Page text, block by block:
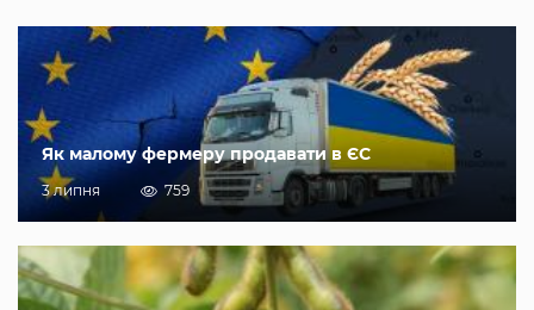
Як малому фермеру продавати в ЄС
3 липня 759